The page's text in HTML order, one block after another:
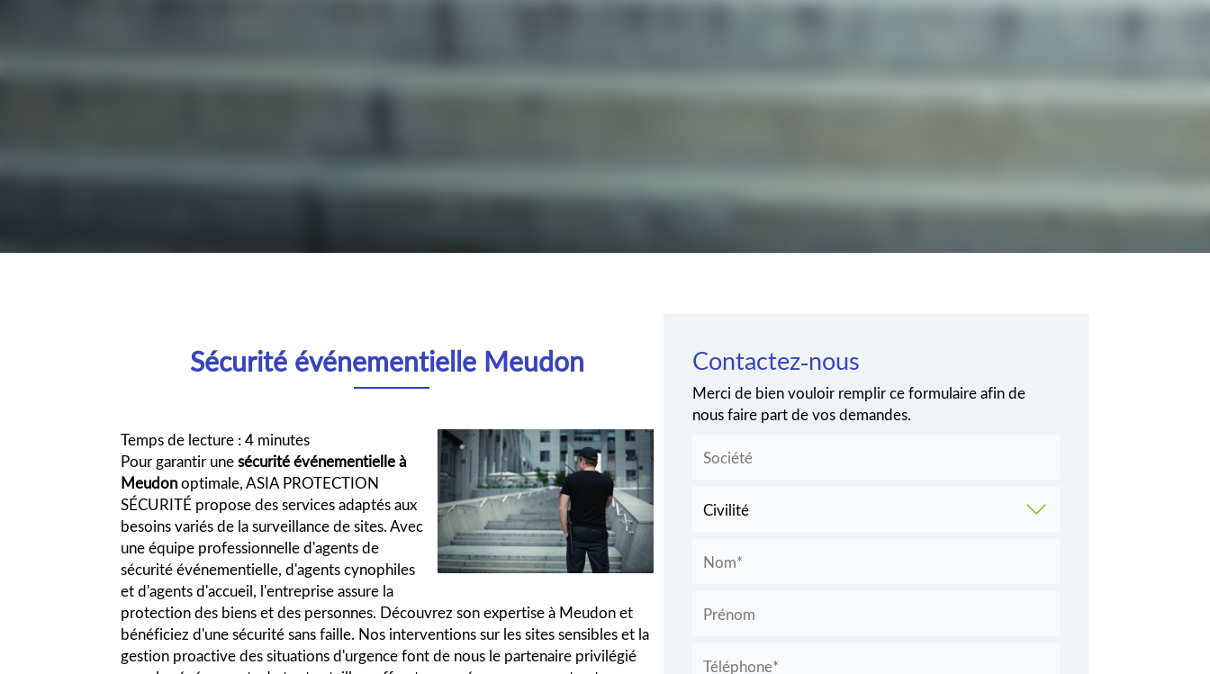
Sécurité événementielle Meudon
Temps de lecture : 4 minutes
Pour garantir unesécurité événementielle à
Meudonoptimale, ASIA PROTECTION
SÉCURITÉ propose des services adaptés aux
besoins variés de la surveillance de sites. Avec
une équipe professionnelle d'agents de
sécurité événementielle, d'agents cynophiles
et d'agents d'accueil, l'entreprise assure la
protection des biens et des personnes. Découvrez son expertise à Meudon et
bénéficiez d'une sécurité sans faille. Nos interventions sur les sites sensibles et la
gestion proactive des situations d'urgence font de nous le partenaire privilégié
Contactez-nous
Merci de bien vouloir remplir ce formulaire afin de
nous faire part de vos demandes.